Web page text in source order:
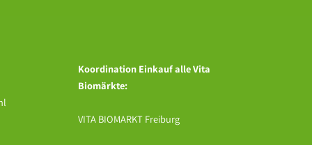
Koordination Einkauf alle Vita
Biomärkte:
VITA BIOMARKT Freiburg